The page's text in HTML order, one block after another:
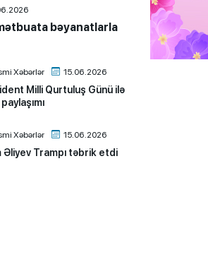
bəyanatlarla
Xəbərlər 15.06.2026
Milli Qurtuluş Günü ilə
Xəbərlər 15.06.2026
Əliyev Trampı təbrik etdi